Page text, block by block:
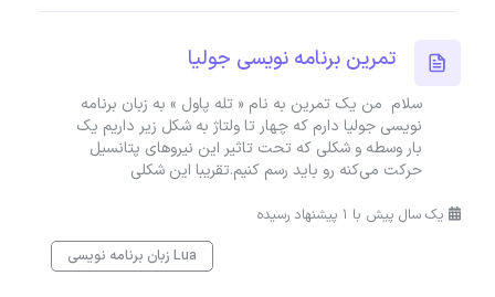
تمرین برنامه نویسی جولیا
سلام من یک تمرین به نام « تله پاول » به زبان برنامه
نویسی جولیا دارم که چهار تا ولتاژ به شکل زیر داریم یک
بار وسطه و شکلی که تحت تاثیر این نیروهای پتانسیل
حرکت می‌کنه رو باید رسم کنیم.تقریبا این شکلی
یک سال پیش با 1 پیشنهاد رسیده
زبان برنامه نویسی Lua